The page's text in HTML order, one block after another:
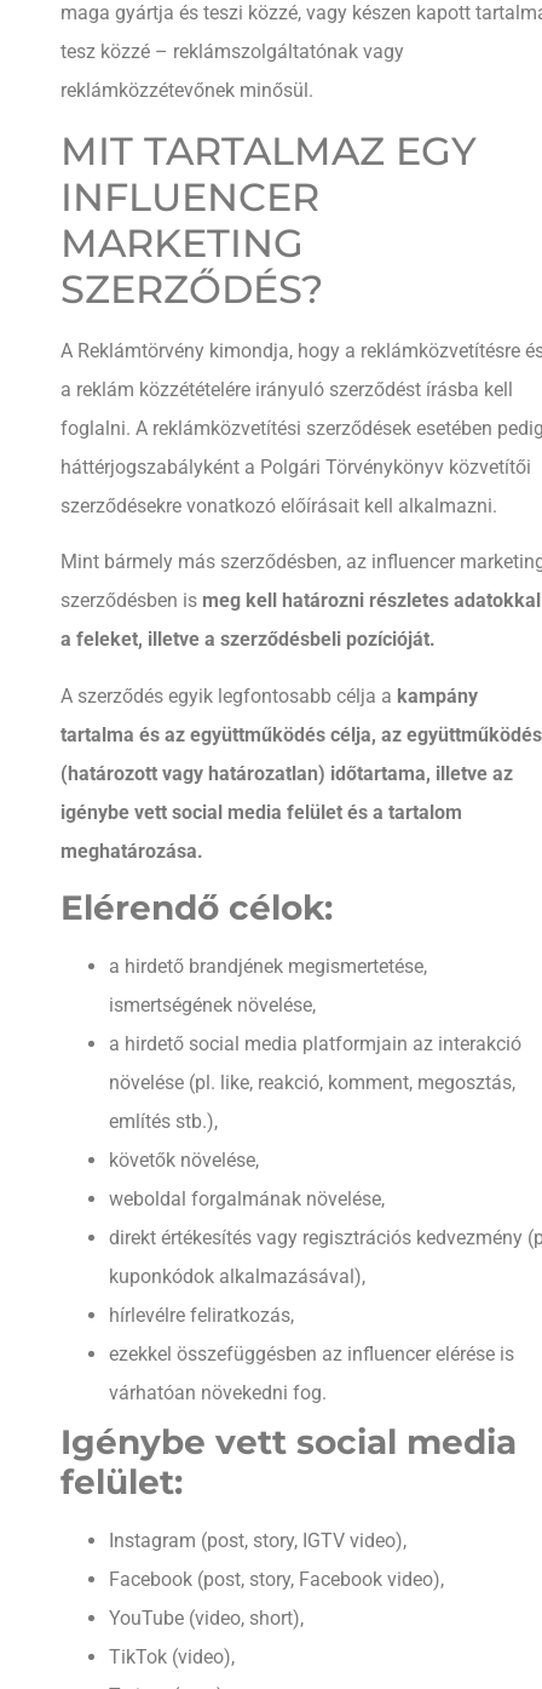
maga gyártja és teszi közzé, vagy készen kapott
tesz közzé – reklámszolgáltatónak vagy
reklámközzétevőnek minősül.
MIT TARTALMAZ EGY
INFLUENCER
MARKETING
SZERZŐDÉS?
A Reklámtörvény kimondja, hogy a reklámközvetítésre
a reklám közzétételére irányuló szerződést írásba kell
foglalni. A reklámközvetítési szerződések esetében
háttérjogszabályként a Polgári Törvénykönyv közvetítői
szerződésekre vonatkozó előírásait kell alkalmazni.
Mint bármely más szerződésben, az influencer
szerződésben is meg kell határozni részletes adatokkal
a feleket, illetve a szerződésbeli pozícióját.
A szerződés egyik legfontosabb célja a kampány
tartalma és az együttműködés célja, az együttműködés
(határozott vagy határozatlan) időtartama, illetve az
igénybe vett social media felület és a tartalom
meghatározása.
Elérendő célok:
a hirdető brandjének megismertetése,
ismertségének növelése,
a hirdető social media platformjain az interakció
növelése (pl. like, reakció, komment, megosztás,
említés stb.),
követők növelése,
weboldal forgalmának növelése,
direkt értékesítés vagy regisztrációs kedvezmény
kuponkódok alkalmazásával),
hírlevélre feliratkozás,
ezekkel összefüggésben az influencer elérése is
várhatóan növekedni fog.
Igénybe vett social media
felület:
Instagram (post, story, IGTV video),
Facebook (post, story, Facebook video),
YouTube (video, short),
TikTok (video),